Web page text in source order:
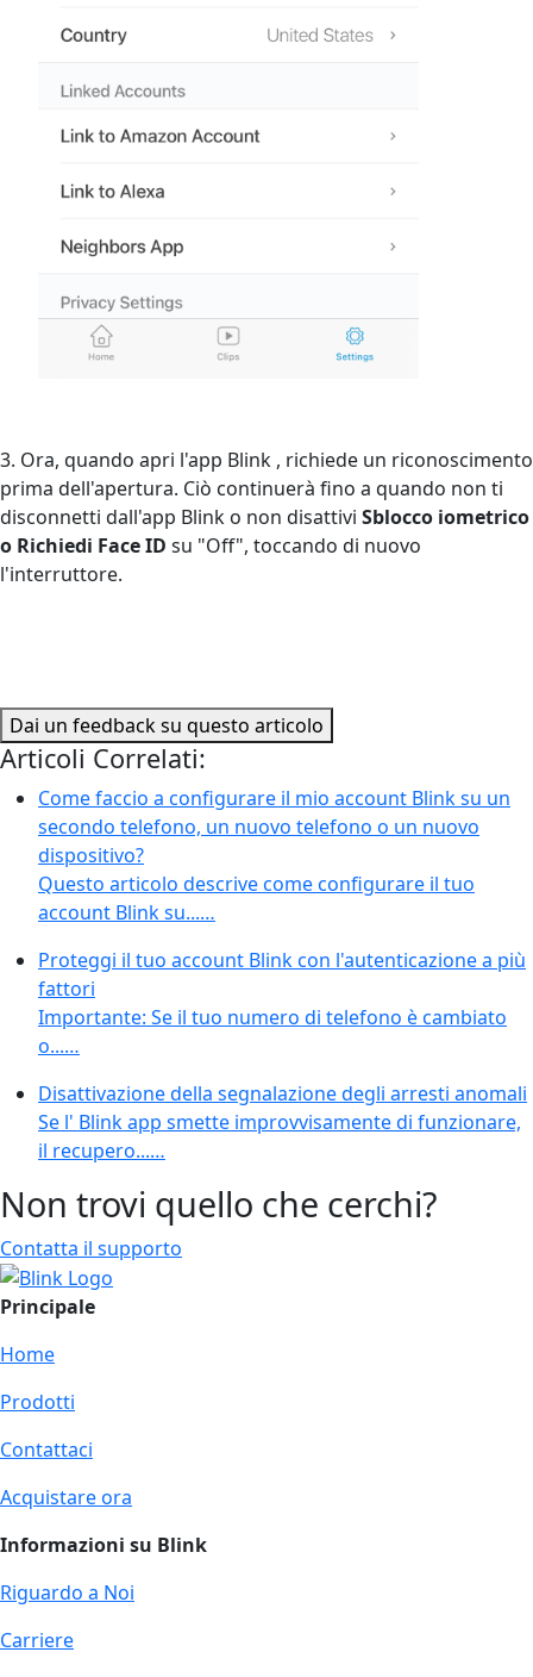
3. Ora, quando apri l'app Blink , richiede un riconoscimento
prima dell'apertura. Ciò continuerà fino a quando non ti
disconnetti dall'app Blink o non disattivi Sblocco iometrico
o Richiedi Face ID su "Off", toccando di nuovo
l'interruttore.
Dai un feedback su questo articolo
Articoli Correlati:
Come faccio a configurare il mio account Blink su un
secondo telefono, un nuovo telefono o un nuovo
dispositivo?
Questo articolo descrive come configurare il tuo
account Blink su...…
Proteggi il tuo account Blink con l'autenticazione a più
fattori
Importante: Se il tuo numero di telefono è cambiato
o...…
Disattivazione della segnalazione degli arresti anomali
Se l' Blink app smette improvvisamente di funzionare,
il recupero...…
Non trovi quello che cerchi?
Contatta il supporto
Principale
Home
Prodotti
Contattaci
Acquistare ora
Informazioni su Blink
Riguardo a Noi
Carriere